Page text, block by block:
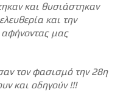
και θυσιάστηκαν
και την
μας
τον φασισμό την 28η
και οδηγούν !!!